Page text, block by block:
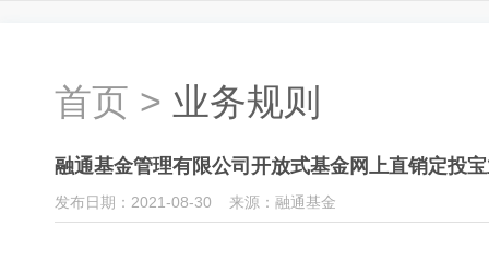
首页 > 业务规则
融通基金管理有限公司开放式基金网上直销定投
发布日期：2021-08-30 来源：融通基金